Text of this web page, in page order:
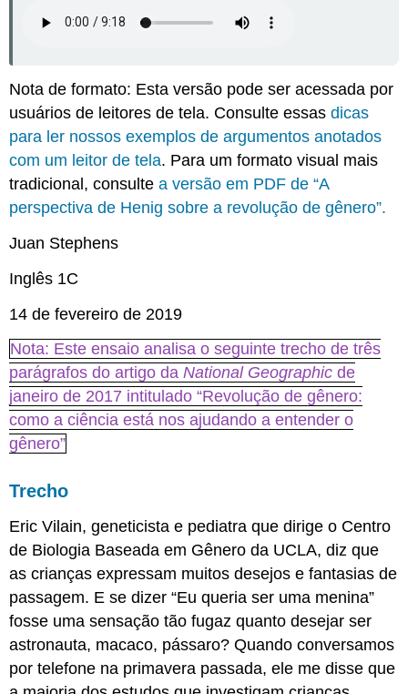
Henig
sobre
de
gênero
Nota de formato: Esta versão pode ser acessada por
usuários de leitores de tela. Consulte essasdicas
para ler nossos exemplos de argumentos anotados
com um leitor de tela. Para um formato visual mais
tradicional, consultea versão em PDF de “A
perspectiva de Henig sobre a revolução de gênero”.
Juan Stephens
Inglês 1C
14 de fevereiro de 2019
Nota: Este ensaio analisa o seguinte trecho de três
parágrafos do artigo daNational Geographic de
janeiro de 2017 intitulado “Revolução de gênero:
como a ciência está nos ajudando a entender o
gênero”
Trecho
Eric Vilain, geneticista e pediatra que dirige o Centro
de Biologia Baseada em Gênero da UCLA, diz que
as crianças expressam muitos desejos e fantasias de
passagem. E se dizer “Eu queria ser uma menina”
fosse uma sensação tão fugaz quanto desejar ser
astronauta, macaco, pássaro? Quando conversamos
por telefone na primavera passada, ele me disse que